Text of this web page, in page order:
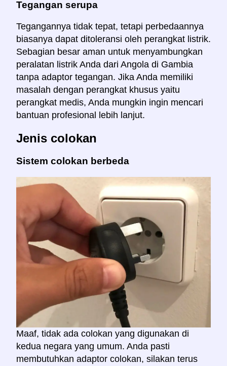
Tegangan serupa
Tegangannya tidak tepat, tetapi perbedaannya
biasanya dapat ditoleransi oleh perangkat listrik.
Sebagian besar aman untuk menyambungkan
peralatan listrik Anda dari Angola di Gambia
tanpa adaptor tegangan. Jika Anda memiliki
masalah dengan perangkat khusus yaitu
perangkat medis, Anda mungkin ingin mencari
bantuan profesional lebih lanjut.
Jenis colokan
Sistem colokan berbeda
Maaf, tidak ada colokan yang digunakan di
kedua negara yang umum. Anda pasti
membutuhkan adaptor colokan, silakan terus